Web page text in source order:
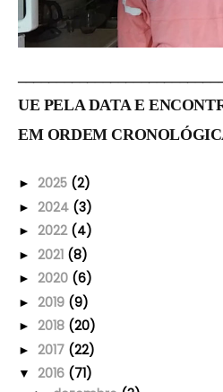
UE PELA DATA E
EM ORDEM
► 2025 (2)
► 2024 (3)
► 2022 (4)
► 2021 (8)
► 2020 (6)
► 2019 (9)
► 2018 (20)
► 2017 (22)
▼ 2016 (71)